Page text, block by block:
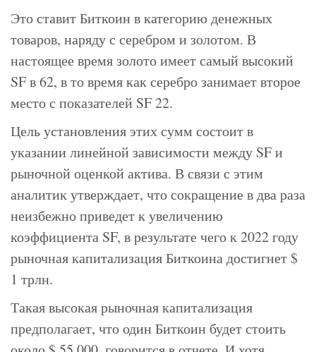
Это ставит Биткоин в категорию денежных
товаров, наряду с серебром и золотом. В
настоящее время золото имеет самый высокий
SF в 62, в то время как серебро занимает второе
место с показателей SF 22.
Цель установления этих сумм состоит в
указании линейной зависимости между SF и
рыночной оценкой актива. В связи с этим
аналитик утверждает, что сокращение в два раза
неизбежно приведет к увеличению
коэффициента SF, в результате чего к 2022 году
рыночная капитализация Биткоина достигнет $
1 трлн.
Такая высокая рыночная капитализация
предполагает, что один Биткоин будет стоить